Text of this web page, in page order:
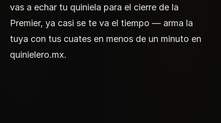
vas a echar tu quiniela para el cierre de la
Premier, ya casi se te va el tiempo — arma la
tuya con tus cuates en menos de un minuto en
quinielero.mx.